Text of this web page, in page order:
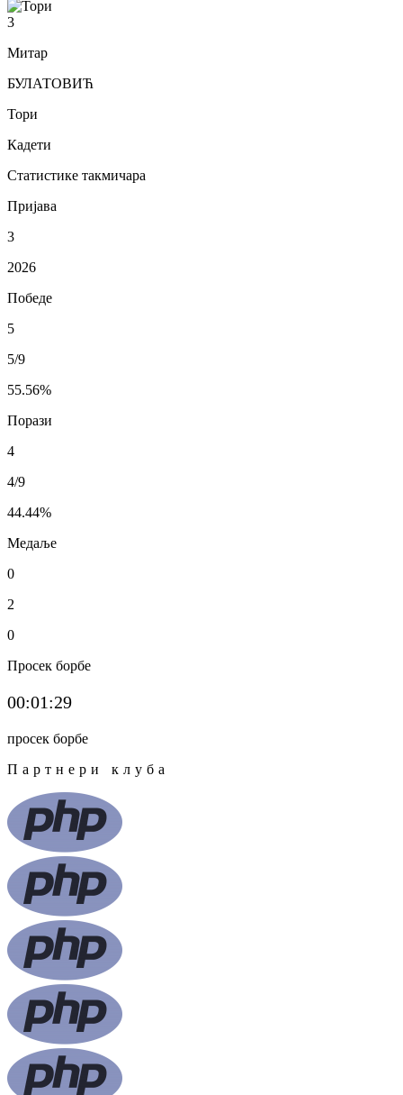
3
Митар
БУЛАТОВИЋ
Тори
Кадети
Статистике такмичара
Пријава
3
2026
Победе
5
5/9
55.56%
Порази
4
4/9
44.44%
Медаље
0
2
0
Просек борбе
00:01:29
просек борбе
Партнери клуба